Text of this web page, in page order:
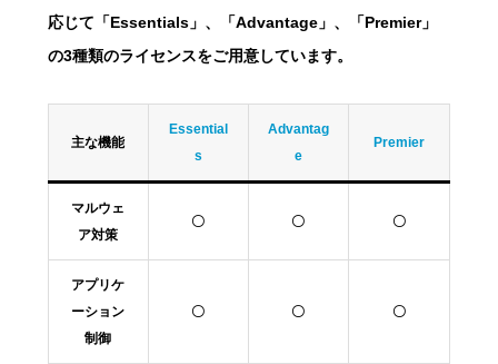
応じて「Essentials」、「Advantage」、「Premier」
の3種類のライセンスをご用意しています。
主な機能
Essential
s
Advantag
e
Premier
マルウェ
ア対策
〇 〇 〇
アプリケ
ーション
制御
〇 〇 〇